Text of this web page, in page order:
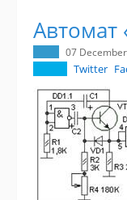
Автомат
07
Twitter